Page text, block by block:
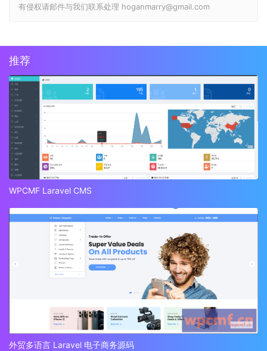
有侵权请邮件与我们联系处理 hoganmarry@gmail.com
推荐
WPCMF Laravel CMS
外贸多语言 Laravel 电子商务源码